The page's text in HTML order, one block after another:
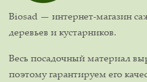
Biosad — интернет-магазин
деревьев и кустарников.
Весь посадочный материал
поэтому гарантируем его